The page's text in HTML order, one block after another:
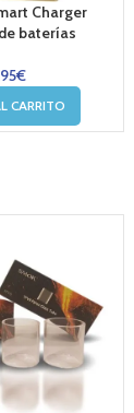
Charger
baterías
€
CARRITO